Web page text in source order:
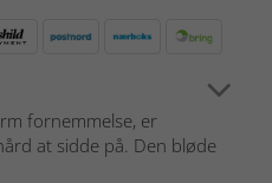
fornemmelse, er
at sidde på. Den bløde